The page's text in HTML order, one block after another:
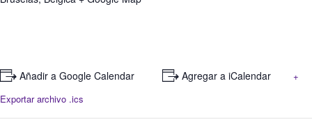
+ Añadir a Google Calendar + Agregar a iCalendar
+
Exportar archivo .ics